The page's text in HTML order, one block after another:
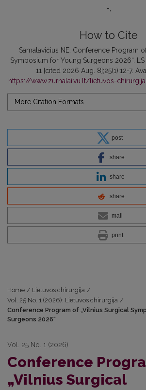
-
How to Cite
Samalavičius NE. Conference Program
Symposium for Young Surgeons 2026“.
11 [cited 2026 Aug. 8];25(1):12-7.
https://www.zurnalai.vu.lt/lietuvos-
More Citation Formats
post
share
share
share
mail
print
Home / Lietuvos chirurgija /
Vol. 25 No. 1 (2026): Lietuvos chirurgija /
Conference Program of „Vilnius Surgical
Surgeons 2026“
Vol. 25 No. 1 (2026)
Conference
„Vilnius Surgical